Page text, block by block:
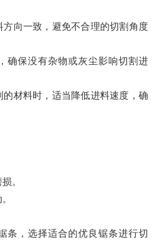
方向一致，避免不合理的切割角度
确保没有杂物或灰尘影响切割进
材料时，适当降低进料速度，确
。
条，选择适合的优良锯条进行切